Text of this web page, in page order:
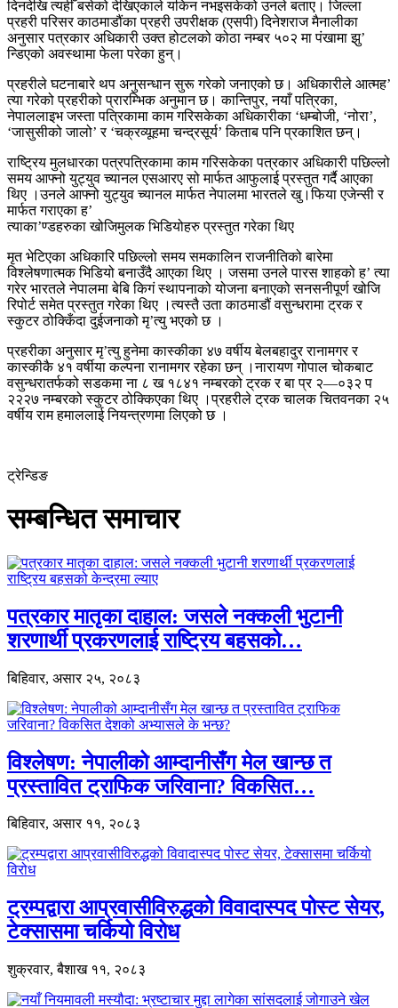
दिनदेखि त्यहीँ बसेको देखिएकाले यकिन नभइसकेको उनले बताए। जिल्ला
प्रहरी परिसर काठमाडौंका प्रहरी उपरीक्षक (एसपी) दिनेशराज मैनालीका
अनुसार पत्रकार अधिकारी उक्त होटलको कोठा नम्बर ५०२ मा पंखामा झु’
न्डिएको अवस्थामा फेला परेका हुन्।
प्रहरीले घटनाबारे थप अनुसन्धान सुरू गरेको जनाएको छ। अधिकारीले आत्मह’
त्या गरेको प्रहरीको प्रारम्भिक अनुमान छ। कान्तिपुर, नयाँ पत्रिका,
नेपाललाइभ जस्ता पत्रिकामा काम गरिसकेका अधिकारीका ‘धम्बोजी, ‘नोरा’,
‘जासुसीको जालो’ र ‘चक्रव्यूहमा चन्द्रसूर्य’ किताब पनि प्रकाशित छन्।
राष्ट्रिय मुलधारका पत्रपत्रिकामा काम गरिसकेका पत्रकार अधिकारी पछिल्लो
समय आफ्नो युट्युव च्यानल एसआरए सो मार्फत आफुलाई प्रस्तुत गर्दै आएका
थिए ।उनले आफ्नो युट्युव च्यानल मार्फत नेपालमा भारतले खु।फिया एजेन्सी र
मार्फत गराएका ह’
त्याका’ण्डहरुका खोजिमुलक भिडियोहरु प्रस्तुत गरेका थिए
मृत भेटिएका अधिकारि पछिल्लो समय समकालिन राजनीतिको बारेमा
विश्लेषणात्मक भिडियो बनाउँदै आएका थिए । जसमा उनले पारस शाहको ह’ त्या
गरेर भारतले नेपालमा बेबि किगं स्थापनाको योजना बनाएको सनसनीपूर्ण खोजि
रिपोर्ट समेत प्रस्तुत गरेका थिए ।त्यस्तै उता काठमाडौं वसुन्धरामा ट्रक र
स्कुटर ठोक्किँदा दुईजनाको मृ’त्यु भएको छ ।
प्रहरीका अनुसार मृ’त्यु हुनेमा कास्कीका ४७ वर्षीय बेलबहादुर रानामगर र
कास्कीकै ४१ वर्षीया कल्पना रानामगर रहेका छन् ।नारायण गोपाल चोकबाट
वसुन्धरातर्फको सडकमा ना ८ ख १८४१ नम्बरको ट्रक र बा प्र २—०३२ प
२२२७ नम्बरको स्कुटर ठोक्किएका थिए ।प्रहरीले ट्रक चालक चितवनका २५
वर्षीय राम हमाललाई नियन्त्रणमा लिएको छ ।
ट्रेन्डिङ
सम्बन्धित समाचार
पत्रकार मातृका दाहाल: जसले नक्कली भुटानी
शरणार्थी प्रकरणलाई राष्ट्रिय बहसको…
बिहिवार, असार २५, २०८३
विश्लेषण: नेपालीको आम्दानीसँग मेल खान्छ त
प्रस्तावित ट्राफिक जरिवाना? विकसित…
बिहिवार, असार ११, २०८३
ट्रम्पद्वारा आप्रवासीविरुद्धको विवादास्पद पोस्ट सेयर,
टेक्सासमा चर्कियो विरोध
शुक्रवार, बैशाख ११, २०८३